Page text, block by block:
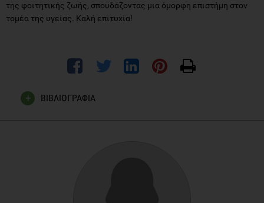
της φοιτητικής ζωής, σπουδάζοντας μια όμορφη επιστήμη στον
τομέα της υγείας. Καλή επιτυχία!
ΒΙΒΛΙΟΓΡΑΦΙΑ